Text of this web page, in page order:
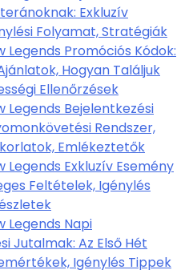
Exkluzív
Folyamat, Stratégiák
Legends Promóciós Kódok:
Hogyan Találjuk
Ellenőrzések
Legends Bejelentkezési
Rendszer,
Emlékeztetők
Legends Exkluzív Esemény
Feltételek, Igénylés
Legends Napi
Jutalmak: Az Első Hét
Igénylés Tippek